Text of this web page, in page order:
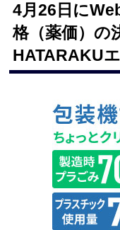
4月26日に
格（薬価）
HATARAKU